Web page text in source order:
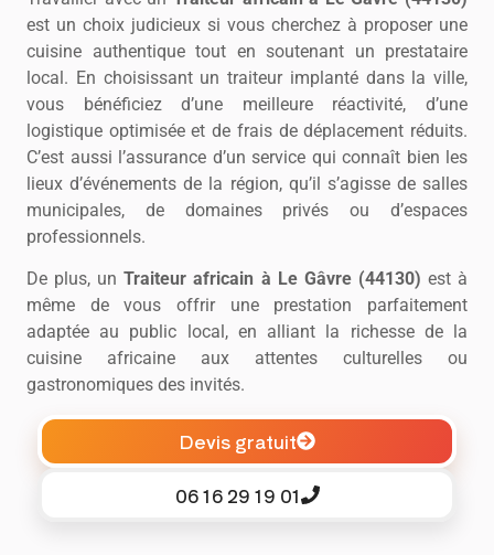
est un choix judicieux si vous cherchez à proposer une
cuisine authentique tout en soutenant un prestataire
local. En choisissant un traiteur implanté dans la ville,
vous bénéficiez d’une meilleure réactivité, d’une
logistique optimisée et de frais de déplacement réduits.
C’est aussi l’assurance d’un service qui connaît bien les
lieux d’événements de la région, qu’il s’agisse de salles
municipales, de domaines privés ou d’espaces
professionnels.
De plus, unTraiteur africain à Le Gâvre (44130) est à
même de vous offrir une prestation parfaitement
adaptée au public local, en alliant la richesse de la
cuisine africaine aux attentes culturelles ou
gastronomiques des invités.
Devis gratuit
06 16 29 19 01